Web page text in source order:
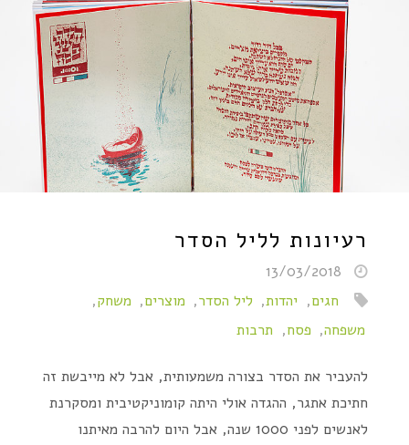
רעיונות לליל הסדר
13/03/2018
חגים, יהדות, ליל הסדר, מוצרים, משחק,
משפחה, פסח, תרבות
להעביר את הסדר בצורה משמעותית, אבל לא מייבשת זה
חתיכת אתגר, ההגדה אולי היתה קומוניקטיבית ומסקרנת
לאנשים לפני 1000 שנה, אבל היום להרבה מאיתנו